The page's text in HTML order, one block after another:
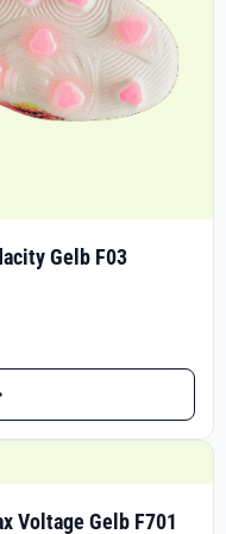
Gelb F03
Voltage Gelb F701